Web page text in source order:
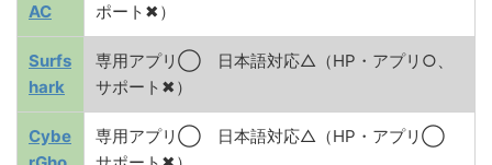
AC
ポート✖）
Surfs
hark
専用アプリ◯ 日本語対応△（HP・アプリ○、
サポート✖）
Cybe
専用アプリ◯ 日本語対応△（HP・アプリ◯